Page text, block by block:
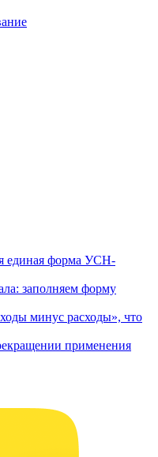
единая форма УСН-
заполняем форму
минус расходы», что
применения